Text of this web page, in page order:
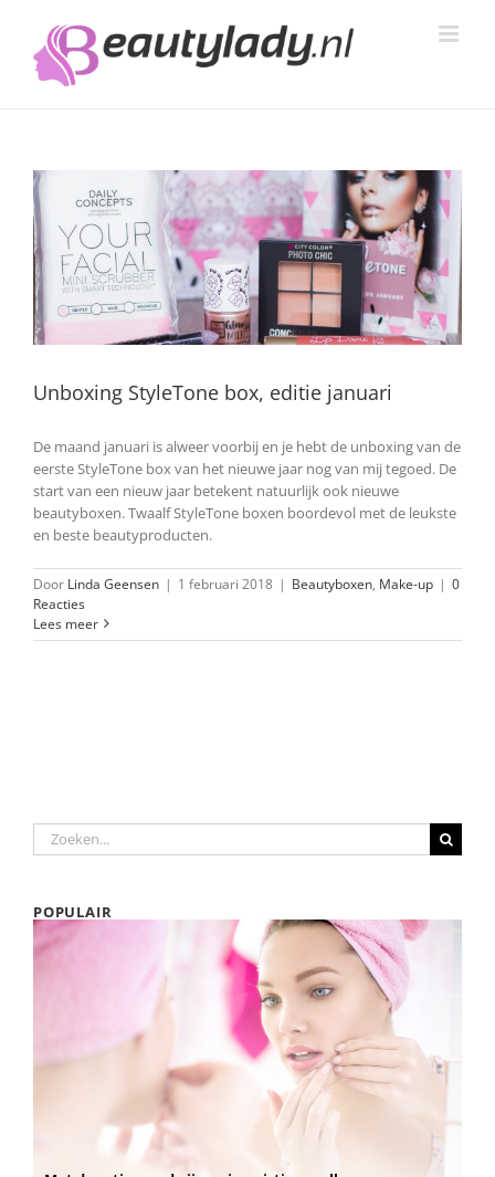
inhoud
Unboxing StyleTone box, editie januari
De maand januari is alweer voorbij en je hebt de unboxing van de
eerste StyleTone box van het nieuwe jaar nog van mij tegoed. De
start van een nieuw jaar betekent natuurlijk ook nieuwe
beautyboxen. Twaalf StyleTone boxen boordevol met de leukste
en beste beautyproducten.
Door Linda Geensen | 1 februari 2018 | Beautyboxen, Make-up | 0
Reacties
Lees meer
Zoeken
naar:
POPULAIR